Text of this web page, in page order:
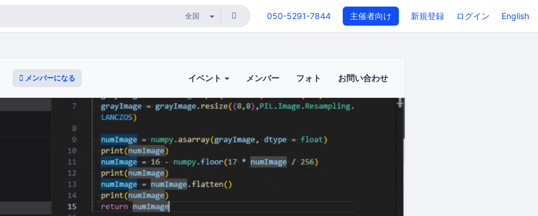
050-5291-7844 主催者向け 新規登録 ログイン English
メンバーになる イベント メンバー フォト お問い合わせ